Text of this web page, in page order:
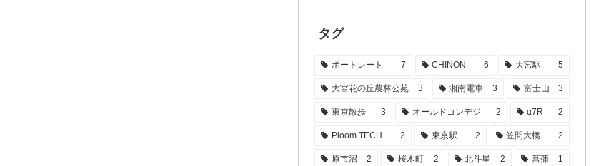
タグ
ポートレート 7 CHINON 6 大宮駅 5
大宮花の丘農林公苑 3 湘南電車 3 富士山 3
東京散歩 3 オールドコンデジ 2 α7R 2
Ploom TECH 2 東京駅 2 笠間大橋 2
原市沼 2 桜木町 2 北斗星 2 菖蒲 1